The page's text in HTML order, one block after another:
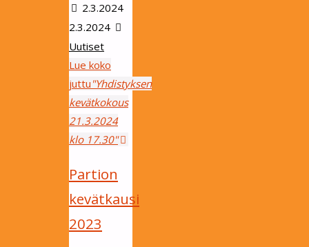
2.3.2024
2.3.2024
Uutiset
Lue koko
juttu "Yhdistyksen
kevätkokous
21.3.2024
klo 17.30"
Partion
kevätkausi
2023